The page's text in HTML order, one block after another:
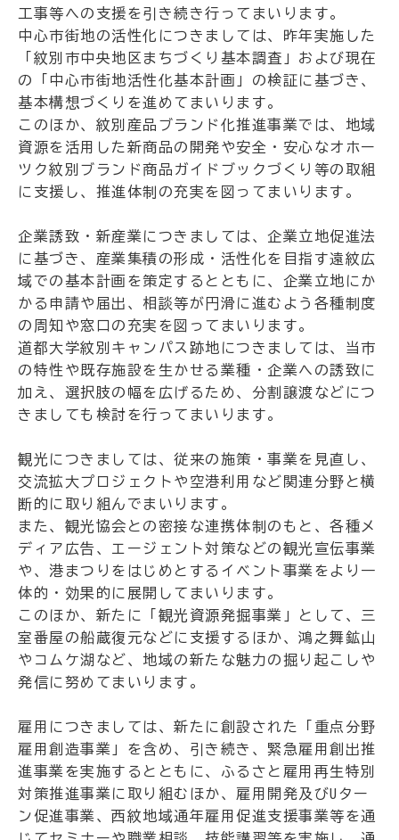
工事等への支援を引き続き行ってまいります。
中心市街地の活性化につきましては、昨年実施した
「紋別市中央地区まちづくり基本調査」および現在
の「中心市街地活性化基本計画」の検証に基づき、
基本構想づくりを進めてまいります。
このほか、紋別産品ブランド化推進事業では、地域
資源を活用した新商品の開発や安全・安心なオホー
ツク紋別ブランド商品ガイドブックづくり等の取組
に支援し、推進体制の充実を図ってまいります。
企業誘致・新産業につきましては、企業立地促進法
に基づき、産業集積の形成・活性化を目指す遠紋広
域での基本計画を策定するとともに、企業立地にか
かる申請や届出、相談等が円滑に進むよう各種制度
の周知や窓口の充実を図ってまいります。
道都大学紋別キャンパス跡地につきましては、当市
の特性や既存施設を生かせる業種・企業への誘致に
加え、選択肢の幅を広げるため、分割譲渡などにつ
きましても検討を行ってまいります。
観光につきましては、従来の施策・事業を見直し、
交流拡大プロジェクトや空港利用など関連分野と横
断的に取り組んでまいります。
また、観光協会との密接な連携体制のもと、各種メ
ディア広告、エージェント対策などの観光宣伝事業
や、港まつりをはじめとするイベント事業をより一
体的・効果的に展開してまいります。
このほか、新たに「観光資源発掘事業」として、三
室番屋の船蔵復元などに支援するほか、鴻之舞鉱山
やコムケ湖など、地域の新たな魅力の掘り起こしや
発信に努めてまいります。
雇用につきましては、新たに創設された「重点分野
雇用創造事業」を含め、引き続き、緊急雇用創出推
進事業を実施するとともに、ふるさと雇用再生特別
対策推進事業に取り組むほか、雇用開発及びUター
ン促進事業、西紋地域通年雇用促進支援事業等を通